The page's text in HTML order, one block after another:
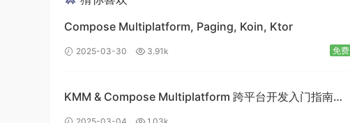
Compose Multiplatform, Paging, Koin, Ktor
2025-03-30 3.91k 免费
KMM & Compose Multiplatform 跨平台开发入门指南：
构建高效的移动应用